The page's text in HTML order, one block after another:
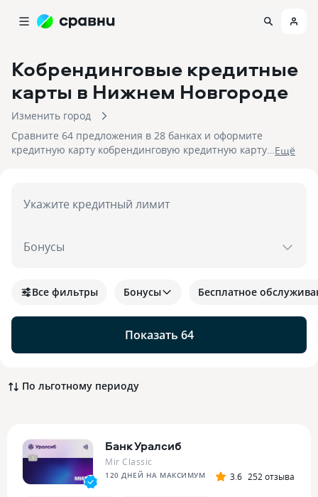
Кобрендинговые кредитные
карты в Нижнем Новгороде
Изменить город
Сравните 64 предложения в 28 банках и оформите
кредитную карту кобрендинговую кредитную карту
Eщё
Укажите кредитный лимит
Бонусы
Показать 64
Все фильтры Бонусы Бесплатное
По льготному периоду
Банк Уралсиб
Mir Classic
120 ДНЕЙ НА МАКСИМУМ 3.6 252 отзыва